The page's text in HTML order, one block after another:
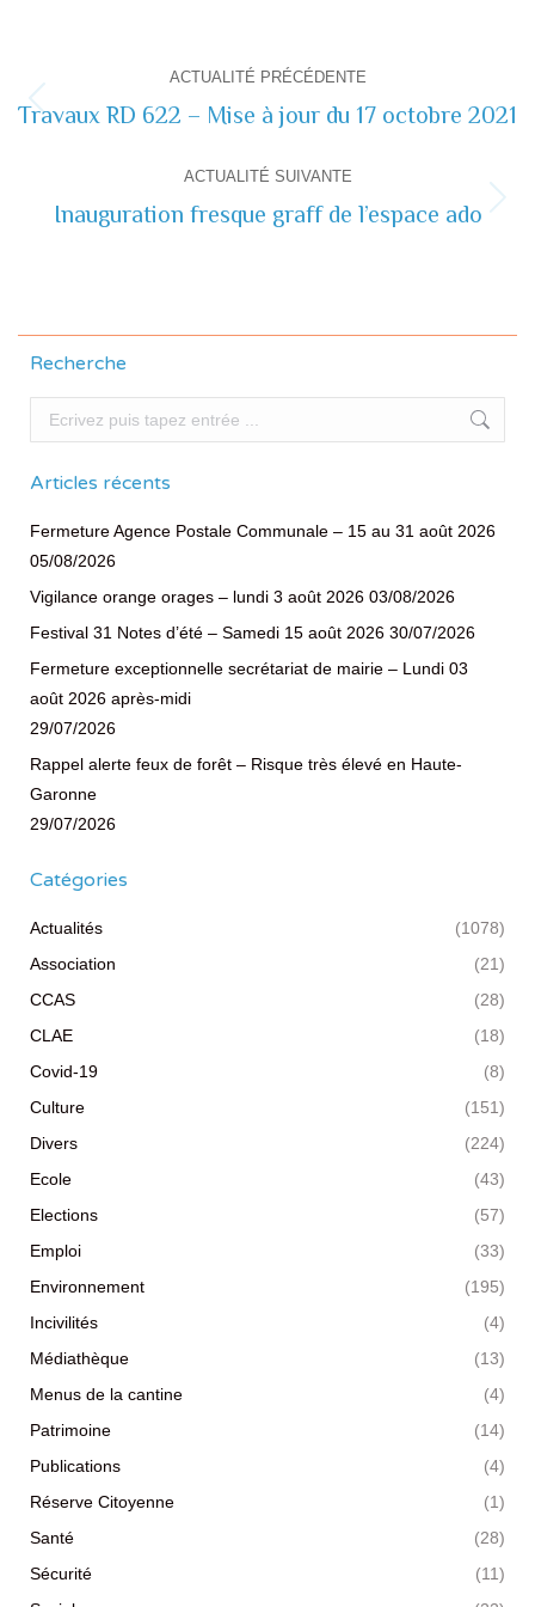
de
commentaire
ACTUALITÉ PRÉCÉDENTE
Actualité
Travaux RD 622 – Mise à jour du 17 octobre 2021
ACTUALITÉ SUIVANTE
Actualité
Inauguration fresque graff de l’espace ado
Recherche
Recherche
Articles récents
Fermeture Agence Postale Communale – 15 au 31 août 2026
05/08/2026
Vigilance orange orages – lundi 3 août 2026 03/08/2026
Festival 31 Notes d’été – Samedi 15 août 2026 30/07/2026
Fermeture exceptionnelle secrétariat de mairie – Lundi 03
août 2026 après-midi
29/07/2026
Rappel alerte feux de forêt – Risque très élevé en Haute-
Garonne
29/07/2026
Catégories
Actualités
(1078)
Association
(21)
CCAS
(28)
CLAE
(18)
Covid-19
(8)
Culture
(151)
Divers
(224)
Ecole
(43)
Elections
(57)
Emploi
(33)
Environnement
(195)
Incivilités
(4)
Médiathèque
(13)
Menus de la cantine
(4)
Patrimoine
(14)
Publications
(4)
Réserve Citoyenne
(1)
Santé
(28)
Sécurité
(11)